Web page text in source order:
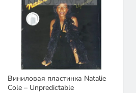
Виниловая пластинка Natalie
Cole – Unpredictable